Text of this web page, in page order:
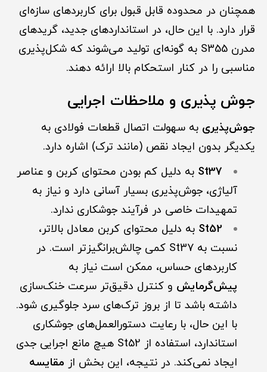
همچنان در محدوده قابل قبول برای کاربردهای سازه‌ای
قرار دارد. با این حال، در استانداردهای جدید، گریدهای
مدرن S355 به گونه‌ای تولید می‌شوند که شکل‌پذیری
مناسبی را در کنار استحکام بالا ارائه دهند.
جوش پذیری و ملاحظات اجرایی
جوش‌پذیری به سهولت اتصال قطعات فولادی به
یکدیگر بدون ایجاد نقص (مانند ترک) اشاره دارد.
St37 به دلیل کم بودن محتوای کربن و عناصر
آلیاژی، جوش‌پذیری بسیار آسانی دارد و نیاز به
تمهیدات خاصی در فرآیند جوشکاری ندارد.
St52 به دلیل محتوای کربن معادل بالاتر،
نسبت به St37 کمی چالش‌برانگیزتر است. در
کاربردهای حساس، ممکن است نیاز به
پیش‌گرمایش و کنترل دقیق‌تر سرعت خنک‌سازی
داشته باشد تا از بروز ترک‌های سرد جلوگیری شود.
با این حال، با رعایت دستورالعمل‌های جوشکاری
استاندارد، استفاد
ه از St52 هیچ مانع اجرایی جدی
ایجاد نمی‌کند. در نتیجه، این بخش از مقایسه